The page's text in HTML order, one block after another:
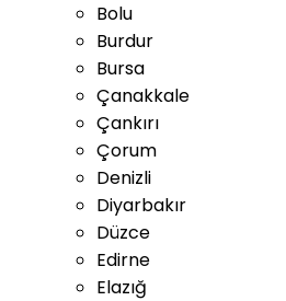
Bolu
Burdur
Bursa
Çanakkale
Çankırı
Çorum
Denizli
Diyarbakır
Düzce
Edirne
Elazığ